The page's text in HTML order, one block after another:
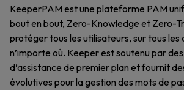
KeeperPAM est une plateforme PAM
bout en bout, Zero-Knowledge et Zero-
protéger tous les utilisateurs, sur tous les
n’importe où. Keeper est soutenu par
d’assistance de premier plan et fournit
évolutives pour la gestion des mots de